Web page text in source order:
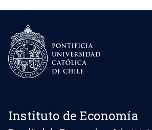
Instituto de Economía